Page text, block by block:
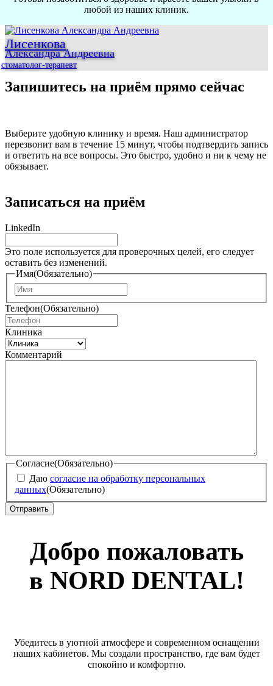
любой из наших клиник.
Лисенкова
Александра Андреевна
стоматолог-терапевт
Запишитесь на приём прямо сейчас
Выберите удобную клинику и время. Наш администратор
перезвонит вам в течение 15 минут, чтобы подтвердить запись
и ответить на все вопросы. Это быстро, удобно и ни к чему не
обязывает.
Записаться на приём
LinkedIn
Это поле используется для проверочных целей, его следует
оставить без изменений.
Имя(Обязательно)
м
Телефон(Обязательно)
Клиника
Комментарий
Согласие(Обязательно)
Даю согласие на обработку персональных
данных(Обязательно)
Добро пожаловать
в NORD DENTAL!
Убедитесь в уютной атмосфере и современном оснащении
наших кабинетов. Мы создали пространство, где вам будет
спокойно и комфортно.